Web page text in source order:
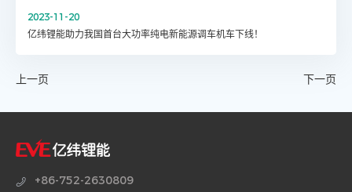
2023-11-20
亿纬锂能助力我国首台大功率纯电新能源调车机车下线！
上一页 下一页
+86-752-2630809